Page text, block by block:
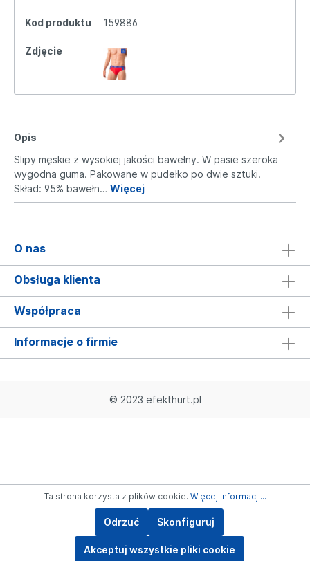
Kod produktu 159886
Zdjęcie
Opis
Slipy męskie z wysokiej jakości bawełny. W pasie szeroka
wygodna guma. Pakowane w pudełko po dwie sztuki.
Skład: 95% bawełn… Więcej
O nas
Obsługa klienta
Współpraca
Informacje o firmie
© 2023 efekthurt.pl
Ta strona korzysta z plików cookie. Więcej informacji...
Odrzuć Skonfiguruj
Akceptuj wszystkie pliki cookie